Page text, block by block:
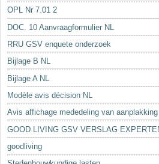
OPL Nr 7.01 2
DOC. 10 Aanvraagformulier NL
RRU GSV enquete onderzoek
Bijlage B NL
Bijlage A NL
Modèle avis décision NL
Avis affichage mededeling van
GOOD LIVING GSV VERSLAG
goodliving